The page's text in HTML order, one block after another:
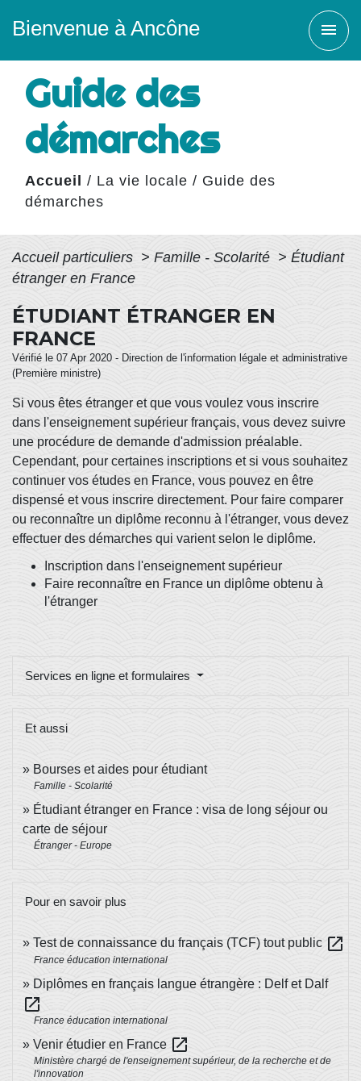
Bienvenue à Ancône menu
Guide des
démarches
Accueil / La vie locale / Guide des
démarches
Accueil particuliers > Famille - Scolarité > Étudiant
étranger en France
ÉTUDIANT ÉTRANGER EN
FRANCE
Vérifié le 07 Apr 2020 - Direction de l'information légale et administrative
(Première ministre)
Si vous êtes étranger et que vous voulez vous inscrire
dans l'enseignement supérieur français, vous devez suivre
une procédure de demande d'admission préalable.
Cependant, pour certaines inscriptions et si vous souhaitez
continuer vos études en France, vous pouvez en être
dispensé et vous inscrire directement. Pour faire comparer
ou reconnaître un diplôme reconnu à l'étranger, vous devez
effectuer des démarches qui varient selon le diplôme.
Inscription dans l'enseignement supérieur
Faire reconnaître en France un diplôme obtenu à
l'étranger
Services en ligne et formulaires
Et aussi
Bourses et aides pour étudiant
Famille - Scolarité
Étudiant étranger en France : visa de long séjour ou
carte de séjour
Étranger - Europe
Pour en savoir plus
Test de connaissance du français (TCF) tout public open_in_new
France éducation international
Diplômes en français langue étrangère : Delf et Dalf
open_in_new
France éducation international
Venir étudier en France open_in_new
Ministère chargé de l'enseignement supérieur, de la recherche et de
l'innovation